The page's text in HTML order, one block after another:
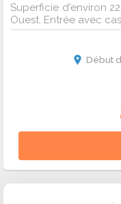
Superficie d'environ
Ouest. Entrée avec
Début